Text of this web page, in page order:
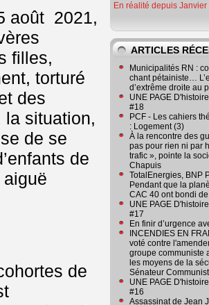
août 2021,
filles,
torturé
des
la situation,
de se
de
de
En réalité depuis Janvier
ARTICLES
Municipalités RN :
chant pétainiste…
d’extrême droite au
UNE PAGE
#18
PCF - Les cahiers
: Logement (3)
À la rencontre des
pas pour rien ni par
trafic », pointe la
Chapuis
TotalEnergies, BNP
Pendant que la
CAC 40 ont bondi
UNE PAGE
#17
En finir d’urgence
INCENDIES EN
voté contre
groupe communiste
les moyens de la
Sénateur
UNE PAGE
#16
Assassinat de Jean